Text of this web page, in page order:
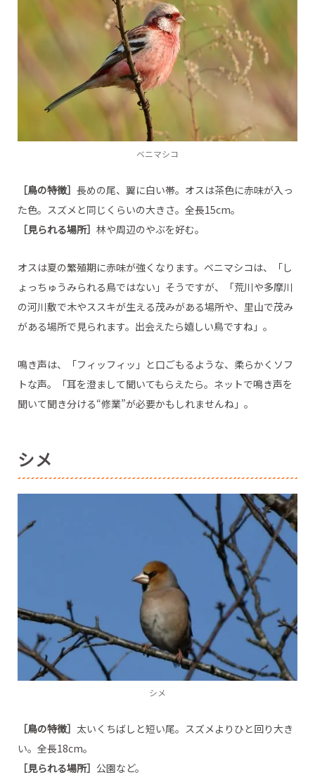
ベニマシコ
［鳥の特徴］ 長めの尾、翼に白い帯。オスは茶色に赤味が入っ
た色。スズメと同じくらいの大きさ。全長15cm。
［見られる場所］ 林や周辺のやぶを好む。
オスは夏の繁殖期に赤味が強くなります。ベニマシコは、「し
ょっちゅうみられる鳥ではない」そうですが、「荒川や多摩川
の河川敷で木やススキが生える茂みがある場所や、里山で茂み
がある場所で見られます。出会えたら嬉しい鳥ですね」。
鳴き声は、「フィッフィッ」と口ごもるような、柔らかくソフ
トな声。「耳を澄まして聞いてもらえたら。ネットで鳴き声を
聞いて聞き分ける“修業”が必要かもしれませんね」。
シメ
シメ
［鳥の特徴］ 太いくちばしと短い尾。スズメよりひと回り大き
い。全長18cm。
［見られる場所］ 公園など。